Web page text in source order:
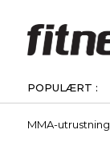
MMA-utrustning